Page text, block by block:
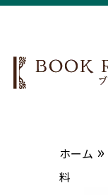
ホーム »
料